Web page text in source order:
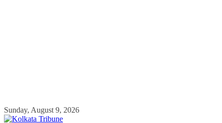
Skip
to
Sunday, August 9, 2026